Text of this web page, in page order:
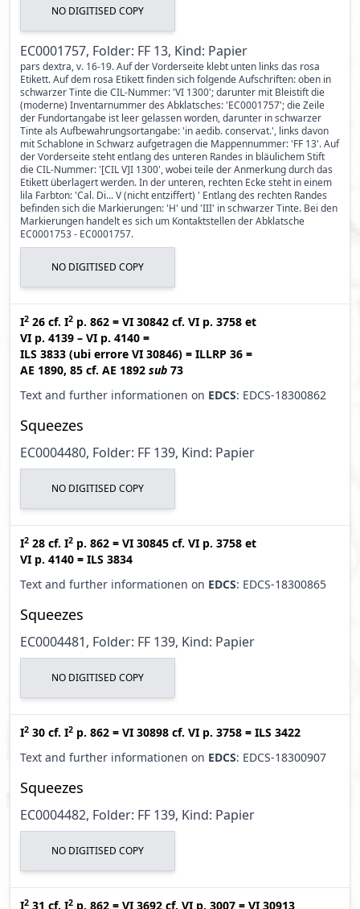
NO DIGITISED COPY
EC0001757, Folder: FF 13, Kind: Papier
pars dextra, v. 16-19. Auf der Vorderseite klebt unten links das rosa
Etikett. Auf dem rosa Etikett finden sich folgende Aufschriften: oben in
schwarzer Tinte die CIL-Nummer: 'VI 1300'; darunter mit Bleistift die
(moderne) Inventarnummer des Abklatsches: 'EC0001757'; die Zeile
der Fundortangabe ist leer gelassen worden, darunter in schwarzer
Tinte als Aufbewahrungsortangabe: 'in aedib. conservat.', links davon
mit Schablone in Schwarz aufgetragen die Mappennummer: 'FF 13'. Auf
der Vorderseite steht entlang des unteren Randes in bläulichem Stift
die CIL-Nummer: '[CIL V]I 1300', wobei teile der Anmerkung durch das
Etikett überlagert werden. In der unteren, rechten Ecke steht in einem
lila Farbton: 'Cal. Di... V (nicht entziffert) ' Entlang des rechten Randes
befinden sich die Markierungen: 'H' und 'III' in schwarzer Tinte. Bei den
Markierungen handelt es sich um Kontaktstellen der Abklatsche
EC0001753 - EC0001757.
NO DIGITISED COPY
I2 26 cf. I2 p. 862 = VI 30842 cf. VI p. 3758 et
VI p. 4139 – VI p. 4140 =
ILS 3833 (ubi errore VI 30846) = ILLRP 36 =
AE 1890, 85 cf. AE 1892 sub 73
Text and further informationen on EDCS: EDCS-18300862
Squeezes
EC0004480, Folder: FF 139, Kind: Papier
NO DIGITISED COPY
I2 28 cf. I2 p. 862 = VI 30845 cf. VI p. 3758 et
VI p. 4140 = ILS 3834
Text and further informationen on EDCS: EDCS-18300865
Squeezes
EC0004481, Folder: FF 139, Kind: Papier
NO DIGITISED COPY
I2 30 cf. I2 p. 862 = VI 30898 cf. VI p. 3758 = ILS 3422
Text and further informationen on EDCS: EDCS-18300907
Squeezes
EC0004482, Folder: FF 139, Kind: Papier
NO DIGITISED COPY
I2 31 cf. I2 p. 862 = VI 3692 cf. VI p. 3007 = VI 30913